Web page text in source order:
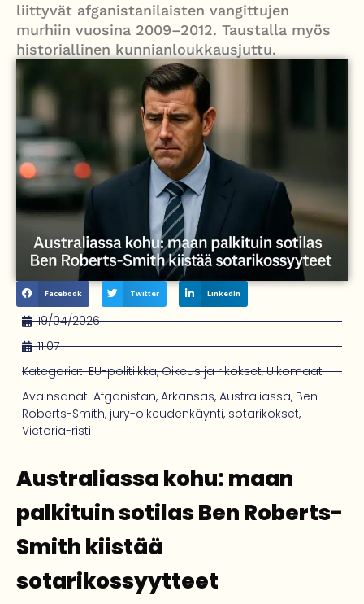
Öljyn hinta sukelsi – Pakistanin välittämä USA–Iran-sopimus avaa
Hormuzinsalmen
liittyvät afganistanilaisten vangittujen
murhiin vuosina 2009–2012. Taustalla myös
historiallinen kunnianloukkausjuttu.
Facebook Twitter LinkedIn
19/04/2026
11:07
Kategoriat: EU-politiikka,Oikeus ja rikokset,Ulkomaat
Avainsanat: Afganistan, Arkansas, Australiassa, Ben
Roberts-Smith, jury-oikeudenkäynti, sotarikokset,
Victoria-risti
Australiassa kohu: maan
palkituin sotilas Ben Roberts-
Smith kiistää
sotarikossyytteet